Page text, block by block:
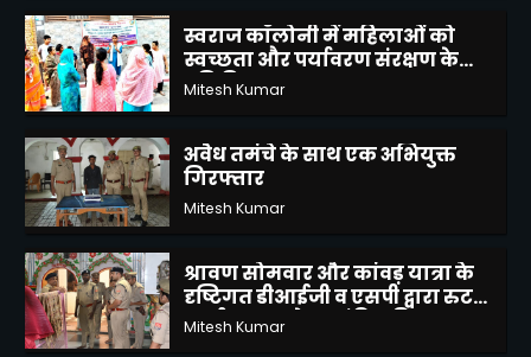
3
स्वराज कॉलोनी में महिलाओं को
स्वच्छता और पर्यावरण संरक्षण के
प्रति किया जागरूक
Mitesh Kumar
4
अवैध तमंचे के साथ एक अभियुक्त
गिरफ्तार
Mitesh Kumar
5
श्रावण सोमवार और कांवड़ यात्रा के
दृष्टिगत डीआईजी व एसपी द्वारा रुट
मार्च कर बाम्बेश्वर मंदिर की सुरक्षा
Mitesh Kumar